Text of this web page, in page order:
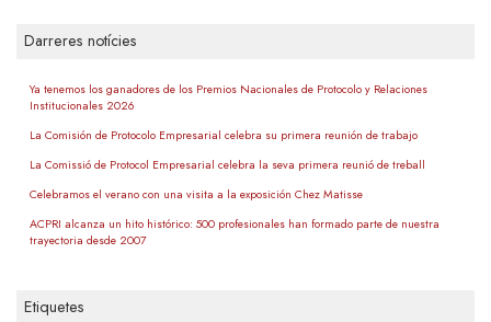
Darreres notícies
Ya tenemos los ganadores de los Premios Nacionales de Protocolo y Relaciones
Institucionales 2026
La Comisión de Protocolo Empresarial celebra su primera reunión de trabajo
La Comissió de Protocol Empresarial celebra la seva primera reunió de treball
Celebramos el verano con una visita a la exposición Chez Matisse
ACPRI alcanza un hito histórico: 500 profesionales han formado parte de nuestra
trayectoria desde 2007
Etiquetes